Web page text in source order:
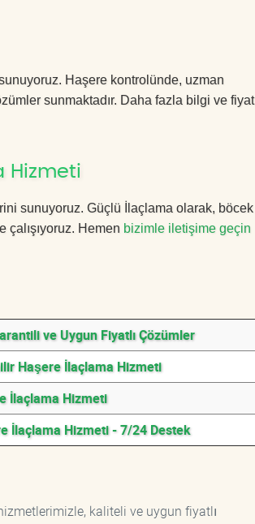
Haşere kontrolünde, uzman
sunmaktadır. Daha fazla bilgi ve fiyat
Hizmeti
sunuyoruz. Güçlü İlaçlama olarak, böcek
çalışıyoruz. Hemen bizimle iletişime geçin
ve Uygun Fiyatlı Çözümler
Haşere İlaçlama Hizmeti
İlaçlama Hizmeti
İlaçlama Hizmeti - 7/24 Destek
kaliteli ve uygun fiyatlı